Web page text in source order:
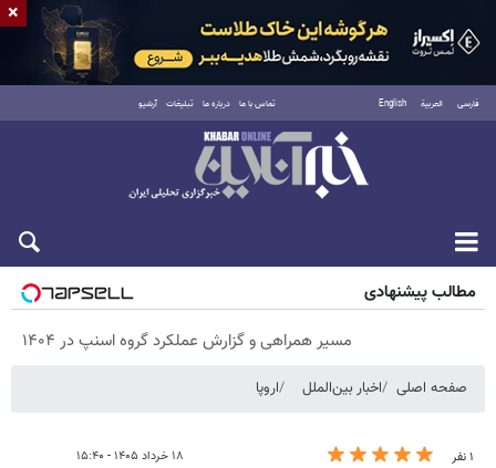
فارسی العربية English تماس با ما درباره ما تبلیغات آرشیو
پنجشنبه ۱۵ مرداد ۱۴۰۵
مطالب پیشنهادی
مسیر همراهی و گزارش عملکرد گروه اسنپ در ۱۴۰۴
صفحه اصلی اخبار بین‌الملل اروپا
۱ نفر ۱۸ خرداد ۱۴۰۵ - ۱۵:۴۰
×